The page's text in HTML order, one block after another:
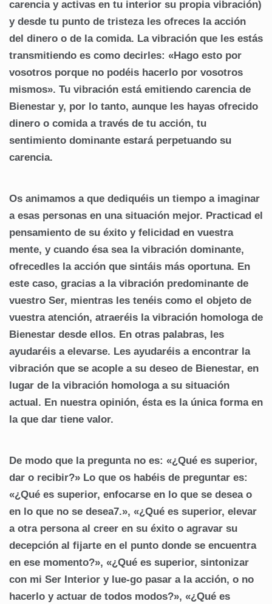
carencia y activas en tu interior su propia vibración)
y desde tu punto de tristeza les ofreces la acción
del dinero o de la comida. La vibración que les estás
transmitiendo es como decirles: «Hago esto por
vosotros porque no podéis hacerlo por vosotros
mismos». Tu vibración está emitiendo carencia de
Bienestar y, por lo tanto, aunque les hayas ofrecido
dinero o comida a través de tu acción, tu
sentimiento dominante estará perpetuando su
carencia.
Os animamos a que dediquéis un tiempo a imaginar
a esas personas en una situación mejor. Practicad el
pensamiento de su éxito y felicidad en vuestra
mente, y cuando ésa sea la vibración dominante,
ofrecedles la acción que sintáis más oportuna. En
este caso, gracias a la vibración predominante de
vuestro Ser, mientras les tenéis como el objeto de
vuestra atención, atraeréis la vibración homologa de
Bienestar desde ellos. En otras palabras, les
ayudaréis a elevarse. Les ayudaréis a encontrar la
vibración que se acople a su deseo de Bienestar, en
lugar de la vibración homologa a su situación
actual. En nuestra opinión, ésta es la única forma en
la que dar tiene valor.
De modo que la pregunta no es: «¿Qué es superior,
dar o recibir?» Lo que os habéis de preguntar es:
«¿Qué es superior, enfocarse en lo que se desea o
en lo que no se desea7.», «¿Qué es superior, elevar
a otra persona al creer en su éxito o agravar su
decepción al fijarte en el punto donde se encuentra
en ese momento?», «¿Qué es superior, sintonizar
con mi Ser Interior y lue-go pasar a la acción, o no
hacerlo y actuar de todos modos?», «¿Qué es